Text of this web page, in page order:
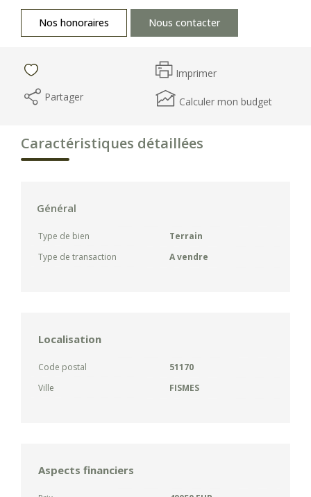
Nos honoraires Nous contacter
Imprimer
Partager
Calculer mon budget
Caractéristiques détaillées
Général
Type de bien
Terrain
Type de transaction
A vendre
Localisation
Code postal
51170
Ville
FISMES
Aspects financiers